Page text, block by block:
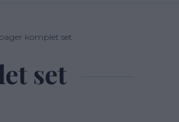
komplet set
set